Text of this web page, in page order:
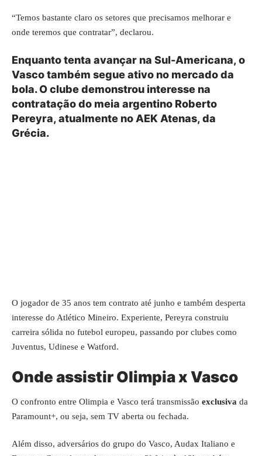
“Temos bastante claro os setores que precisamos melhorar e
onde teremos que contratar”, declarou.
Enquanto tenta avançar na Sul-Americana, o
Vasco também segue ativo no mercado da
bola. O clube demonstrou interesse na
contrataçãodo meia argentino Roberto
Pereyra, atualmente no AEK Atenas, da
Grécia.
O jogador de 35 anos tem contrato até junho e também desperta
interesse do Atlético Mineiro. Experiente, Pereyra construiu
carreira sólida no futebol europeu, passando por clubes como
Juventus, Udinese e Watford.
Onde assistir Olimpia x Vasco
O confronto entre Olimpia e Vasco terá transmissão exclusiva da
Paramount+, ou seja, sem TV aberta ou fechada.
Além disso, adversários do grupo do Vasco, Audax Italiano e